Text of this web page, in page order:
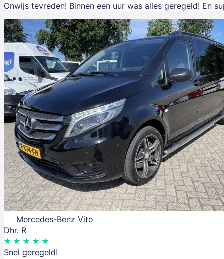
Onwijs tevreden! Binnen een uur was alles geregeld! En
Mercedes-Benz Vito
Dhr. R
Snel geregeld!